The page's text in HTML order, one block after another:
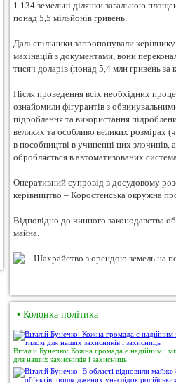
1 134 земельні ділянки загальною
понад 5,5 мільйонів гривень.
Далі спільники запропонували
махінацій з документами, вони
тисяч доларів (понад 5,4 млн гривень
Після проведення всіх необхідних
ознайомили фігурантів з
підроблення та використання
великих та особливо великих розмірах
в пособництві в учиненні цих злочинів,
обробляється в автоматизованих
Оперативний супровід в досудовому
керівництво – Коростенська окружна
Відповідно до чинного законодавства
майна.
• Колонка політика
Віталій Бунечко: Кожна громада є надійним і
для наших захисників і захисниць